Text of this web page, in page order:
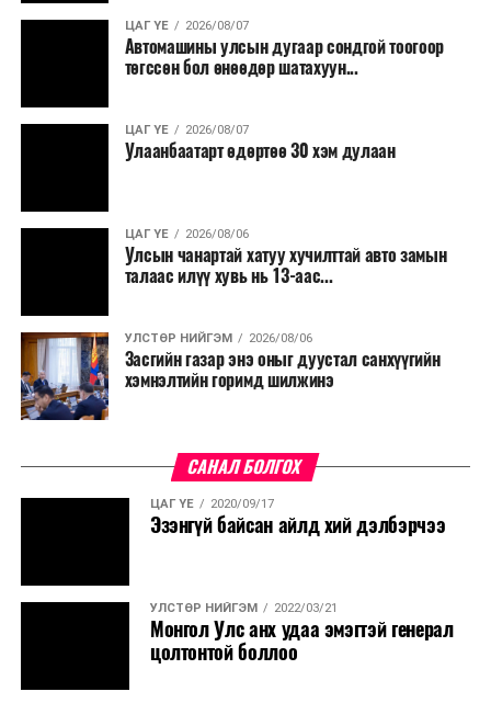
ЦАГ ҮЕ 2026/08/07
Автомашины улсын дугаар сондгой тоогоор
төгссөн бол өнөөдөр шатахуун...
ЦАГ ҮЕ 2026/08/07
Улаанбаатарт өдөртөө 30 хэм дулаан
ЦАГ ҮЕ 2026/08/06
Улсын чанартай хатуу хучилттай авто замын
талаас илүү хувь нь 13-аас...
УЛСТӨР НИЙГЭМ 2026/08/06
Засгийн газар энэ оныг дуустал санхүүгийн
хэмнэлтийн горимд шилжинэ
САНАЛ БОЛГОХ
ЦАГ ҮЕ 2020/09/17
Эзэнгүй байсан айлд хий дэлбэрчээ
УЛСТӨР НИЙГЭМ 2022/03/21
Монгол Улс анх удаа эмэгтэй генерал
цолтонтой боллоо